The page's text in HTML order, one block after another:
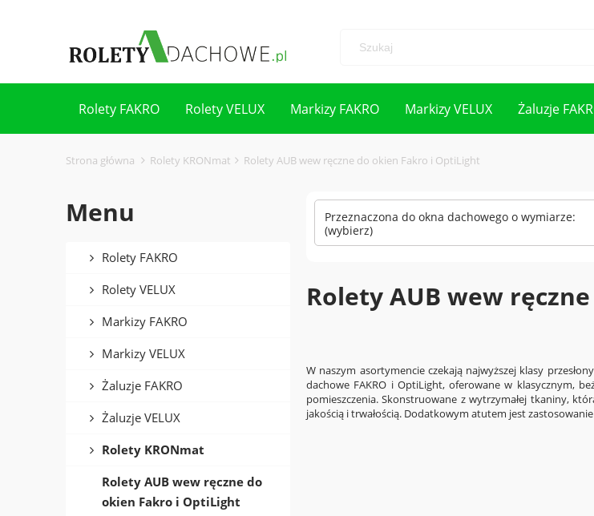
Rolety FAKRO Rolety VELUX Markizy FAKRO Markizy VELUX Żaluzje
Kontakt
Strona główna Rolety KRONmat Rolety AUB wew ręczne do okien Fakro i OptiLight
Menu
Rolety FAKRO
Rolety VELUX
Markizy FAKRO
Markizy VELUX
Żaluzje FAKRO
Żaluzje VELUX
Rolety KRONmat
Rolety AUB wew ręczne do
okien Fakro i OptiLight
Przeznaczona do okna dachowego o wymiarze:
(wybierz)
Rolety AUB wew
W naszym asortymencie czekają najwyższej klasy
dachowe FAKRO i OptiLight, oferowane w klasycznym,
pomieszczenia. Skonstruowane z wytrzymałej tkaniny,
jakością i trwałością. Dodatkowym atutem jest